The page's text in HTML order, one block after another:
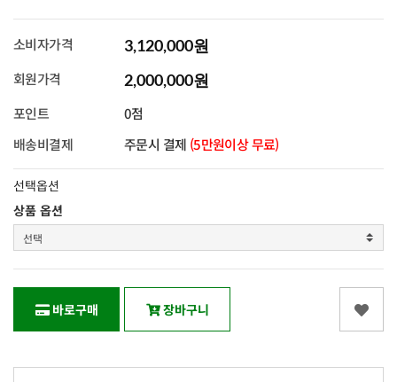
소비자가격 3,120,000원
회원가격 2,000,000원
포인트
0점
배송비결제
주문시 결제 (5만원이상 무료)
선택옵션
상품 옵션
바로구매 장바구니